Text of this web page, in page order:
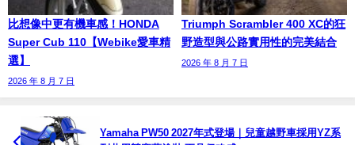
比想像中更有機車感！HONDA
Super Cub 110【Webike愛車精
選】
2026 年 8 月 7 日
Triumph Scrambler 400 XC的狂
野造型與公路實用性的完美結合
2026 年 8 月 7 日
Yamaha PW50 2027年式登場｜兒童越野車採用YZ系